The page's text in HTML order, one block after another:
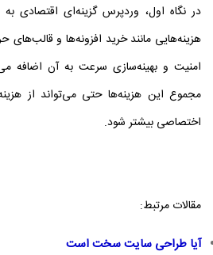
در نگاه اول، وردپرس گزینه‌ای اقتصادی
هزینه‌هایی مانند خرید افزونه‌ها و قالب‌های
امنیت و بهینه‌سازی سرعت به آن اضافه
مجموع این هزینه‌ها حتی می‌تواند از
اختصاصی بیشتر شود.
مقالات مرتبط:
آیا طراحی سایت سخت است